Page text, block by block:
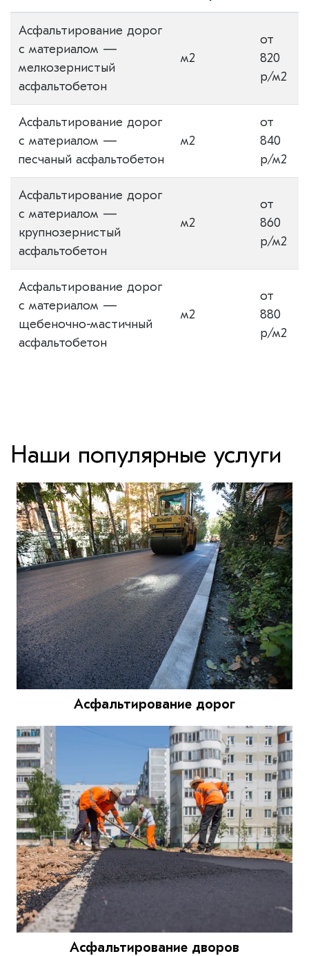
Асфальтирование дорог
с материалом —
мелкозернистый
асфальтобетон
м2
от
820
р/м2
Асфальтирование дорог
с материалом —
песчаный асфальтобетон
м2
от
840
р/м2
Асфальтирование дорог
с материалом —
крупнозернистый
асфальтобетон
м2
от
860
р/м2
Асфальтирование дорог
с материалом —
щебеночно-мастичный
асфальтобетон
м2
от
880
р/м2
Наши популярные услуги
Асфальтирование дорог
Асфальтирование дворов